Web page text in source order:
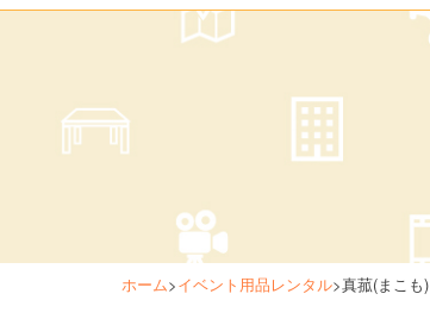
お知らせ
ホーム>イベント用品レンタル>真菰(まこも)